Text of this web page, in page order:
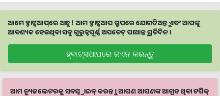
ଆମେ ହ୍ବାଟ୍ସଆପ୍‌ରେ ଅଛୁ ! ଆମ ହ୍ବାଟ୍ସଆପ ଗ୍ରୁପରେ ଯୋଗଦିଅନ୍ତୁ ଏବଂ ଆପଙ୍କୁ
ଆବଶ୍ୟକ ହେଉଥିବା ସବୁ ଗୁରୁତ୍ବପୂର୍ଣ୍ଣ ଅପଡେଟ୍‌ ପାଆନ୍ତୁ ପ୍ରତିଦିନ ।
ହ୍ବାଟ୍ସଆପରେ ଜଏନ କରନ୍ତୁ
ଆମ ନ୍ୟୁଜଲେଟରକୁ ସବସ୍କ୍ରାଇବ୍ କରନ୍ତୁ । ଆପଣ ଆପଣଙ୍କ ଆଗ୍ରହ ଥିବା ଟପିକ୍‌